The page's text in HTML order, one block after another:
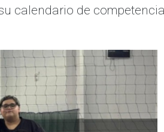
calendario de